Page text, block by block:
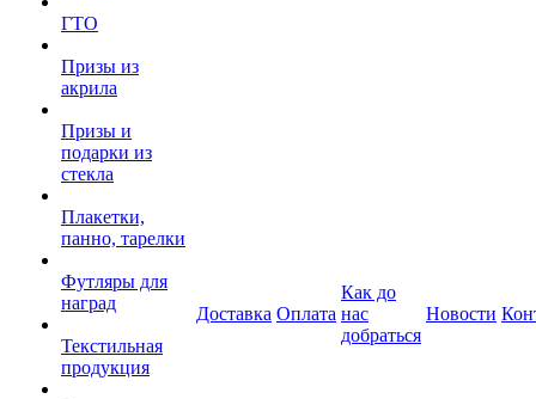
ГТО
Призы из
акрила
Призы и
подарки из
стекла
Плакетки,
панно, тарелки
Футляры для
наград
Текстильная
продукция
Доставка Оплата
Как до
нас
добраться
Новости